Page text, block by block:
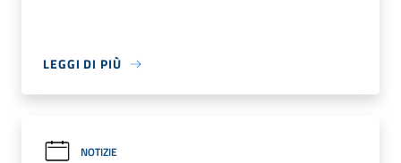
LEGGI DI PIÙ
NOTIZIE